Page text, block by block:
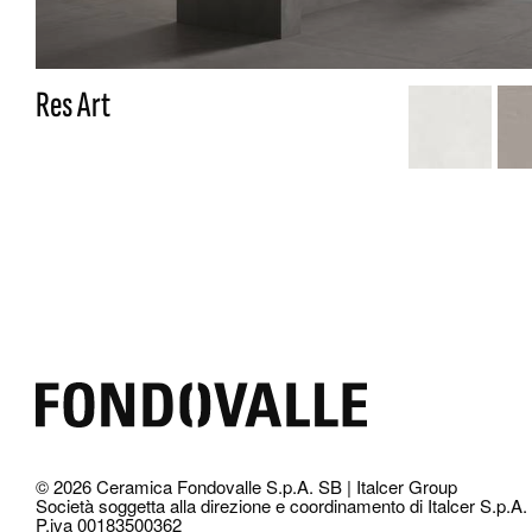
Res Art
© 2026 Ceramica Fondovalle S.p.A. SB | Italcer Group
Società soggetta alla direzione e coordinamento di Italcer S.p.A.
P.iva 00183500362